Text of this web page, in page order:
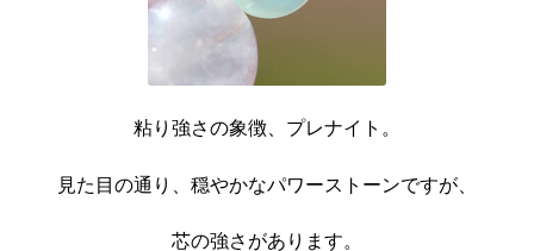
粘り強さの象徴、プレナイト。
見た目の通り、穏やかなパワーストーンですが、
芯の強さがあります。